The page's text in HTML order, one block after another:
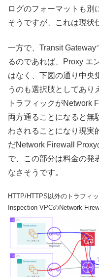
ログのフォーマットも別
そうですが、これは現状
一方で、Transit
るのであれば、Proxy エ
はなく、下図の通り中央
うのも選択肢としてあ
トラフィックがNetwork
両方通ることになると無
わされることになり現実
だNetwork Firewall
で、この部分は料金の発
なさそうです。
HTTP/HTTPS以外のトラフィ
Inspection VPCのNetwork